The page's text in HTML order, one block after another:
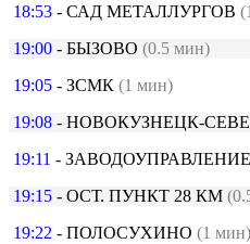
18:53 - САД МЕТАЛЛУРГОВ
19:00 - БЫЗОВО (0.5 мин)
19:05 - ЗСМК (1 мин)
19:08 - НОВОКУЗНЕЦК-
19:11 - ЗАВОДОУПРАВЛЕНИЕ
19:15 - ОСТ. ПУНКТ 28 КМ
19:22 - ПОЛОСУХИНО (1 мин)